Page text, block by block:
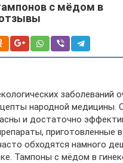
с мёдом в
отзывы
заболеваний
народной медицины.
и достаточно
приготовленные
обходятся намного
Тампоны с мёдом в